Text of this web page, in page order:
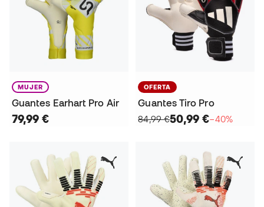
MUJER
Guantes Earhart Pro Air
79,99 €
OFERTA
Guantes Tiro Pro
84,99 €50,99 €−40%